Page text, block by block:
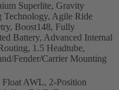
Superlite, Gravity
Technology, Agile Ride
Boost148, Fully
Battery, Advanced Internal
1.5 Headtube,
Fender/Carrier Mounting
Float AWL, 2-Position